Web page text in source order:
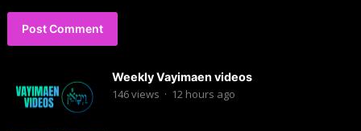
Weekly Vayimaen videos
146views · 12 hours ago